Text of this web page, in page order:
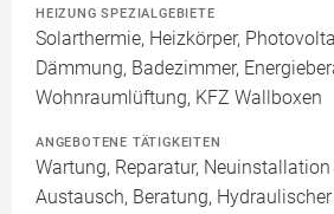
HEIZUNG SPEZIALGEBIETE
Solarthermie, Heizkörper,
Dämmung, Badezimmer,
Wohnraumlüftung, KFZ Wallboxen
ANGEBOTENE TÄTIGKEITEN
Wartung, Reparatur,
Austausch, Beratung,